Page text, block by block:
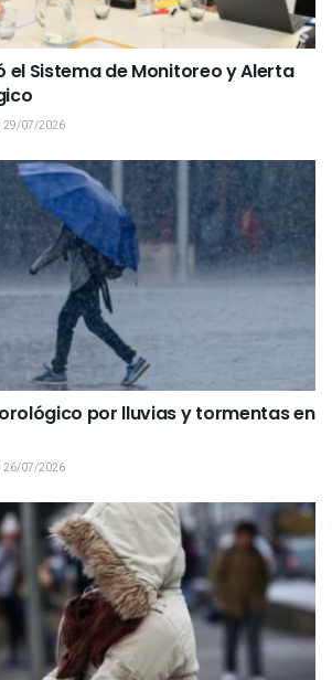
el Sistema de Monitoreo y Alerta
29/07/2026
por lluvias y tormentas en
26/07/2026